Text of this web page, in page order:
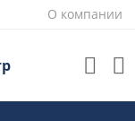
О компании